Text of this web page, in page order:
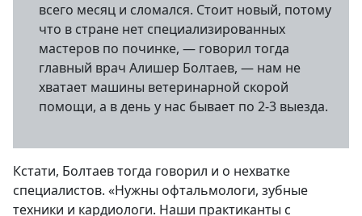
всего месяц и сломался. Стоит новый, потому
что в стране нет специализированных
мастеров по починке, — говорил тогда
главный врач Алишер Болтаев, — нам не
хватает машины ветеринарной скорой
помощи, а в день у нас бывает по 2-3 выезда.
Кстати, Болтаев тогда говорил и о нехватке
специалистов. «Нужны офтальмологи, зубные
техники и кардиологи. Наши практиканты с